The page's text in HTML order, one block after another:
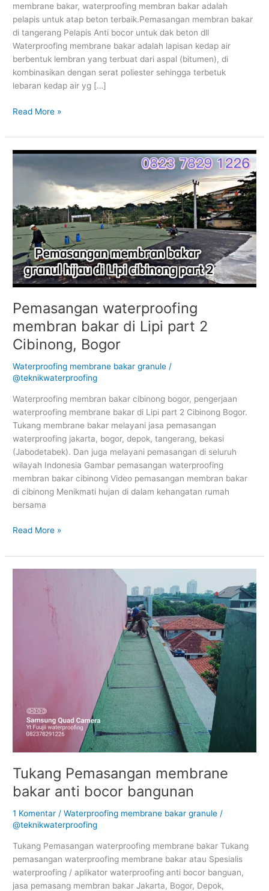
membrane bakar, waterproofing membran bakar adalah
pelapis untuk atap beton terbaik.Pemasangan membran bakar
di tangerang Pelapis Anti bocor untuk dak beton dll
Waterproofing membrane bakar adalah lapisan kedap air
berbentuk lembran yang terbuat dari aspal (bitumen), di
kombinasikan dengan serat poliester sehingga terbetuk
lebaran kedap air yg […]
membrane
bakar
di
BSD
Tangerang
Read More »
Pemasangan waterproofing
membran bakar di Lipi part 2
Cibinong, Bogor
Waterproofing membrane bakar granule /
@teknikwaterproofing
Waterproofing membran bakar cibinong bogor, pengerjaan
waterproofing membrane bakar di Lipi part 2 Cibinong Bogor.
Tukang membrane bakar melayani jasa pemasangan
waterproofing jakarta, bogor, depok, tangerang, bekasi
(Jabodetabek). Dan juga melayani pemasangan di seluruh
wilayah Indonesia Gambar pemasangan waterproofing
membran bakar cibinong Video pemasangan membran bakar
di cibinong Menikmati hujan di dalam kehangatan rumah
bersama
Pemasangan
waterproofing
membran
di
Lipi
part
Cibinong,
Bogor
Read More »
Tukang Pemasangan membrane
bakar anti bocor bangunan
1 Komentar /Waterproofing membrane bakar granule /
@teknikwaterproofing
Tukang Pemasangan waterproofing membrane bakar Tukang
pemasangan waterproofing membrane bakar atau Spesialis
waterproofing / aplikator waterproofing anti bocor banguan,
jasa pemasang membran bakar Jakarta, Bogor, Depok,
Pemasangan